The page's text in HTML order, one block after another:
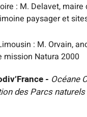
: M. Delavet,
paysager et
: M. Orvain,
mission Natura 2000
- Océane
des Parcs